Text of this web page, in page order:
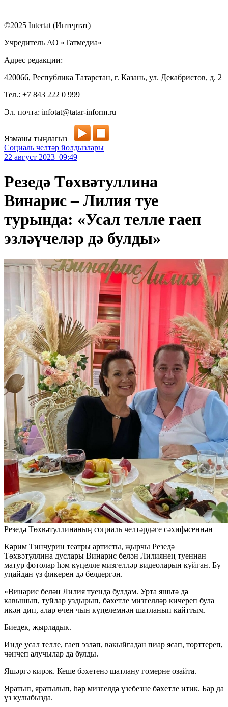
©2025 Intertat (Интертат)
Учредитель АО «Татмедиа»
Адрес редакции:
420066, Республика Татарстан, г. Казань, ул. Декабристов, д. 2
Тел.: +7 843 222 0 999
Эл. почта: infotat@tatar-inform.ru
Язманы тыңлагыз
Социаль челтәр йолдызлары
22 август 2023 09:49
Резедә Төхвәтуллина
Винарис – Лилия туе
турында: «Усал телле гаеп
эзләүчеләр дә булды»
Резедә Төхвәтуллинаның социаль челтәрдәге сәхифәсеннән
Кәрим Тинчурин театры артисты, җырчы Резедә
Төхвәтуллина дуслары Винарис белән Лилиянең туеннан
матур фотолар һәм күңелле мизгелләр видеоларын куйган. Бу
уңайдан үз фикерен дә белдергән.
«Винарис белән Лилия туенда булдам. Урта яшьтә дә
кавышып, туйлар уздырып, бәхетле мизгелләр кичереп була
икән дип, алар өчен чын күңелемнән шатланып кайттым.
Биедек, җырладык.
Инде усал телле, гаеп эзләп, вакыйгадан пиар ясап, төрттереп,
чәнчеп алучылар да булды.
Яшәргә кирәк. Кеше бәхетенә шатлану гомерне озайта.
Яратып, яратылып, һәр мизгелдә үзебезне бәхетле итик. Бар да
үз кулыбызда.